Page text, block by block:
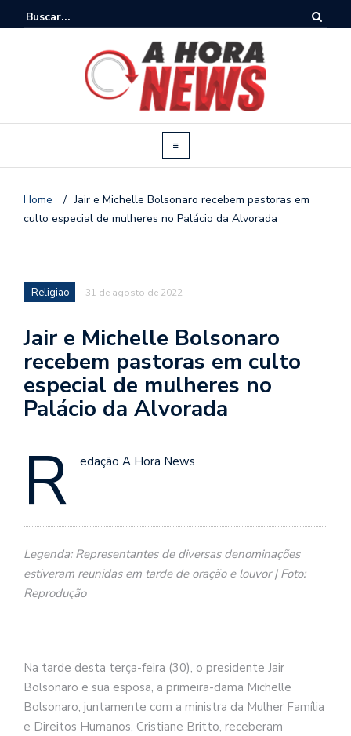
Home / Jair e Michelle Bolsonaro recebem pastoras em
culto especial de mulheres no Palácio da Alvorada
Religiao 31 de agosto de 2022
Jair e Michelle Bolsonaro
recebem pastoras em culto
especial de mulheres no
Palácio da Alvorada
R edação A Hora News
Legenda: Representantes de diversas denominações
estiveram reunidas em tarde de oração e louvor | Foto:
Reprodução
Na tarde desta terça-feira (30), o presidente Jair
Bolsonaro e sua esposa, a primeira-dama Michelle
Bolsonaro, juntamente com a ministra da Mulher Família
e Direitos Humanos, Cristiane Britto, receberam